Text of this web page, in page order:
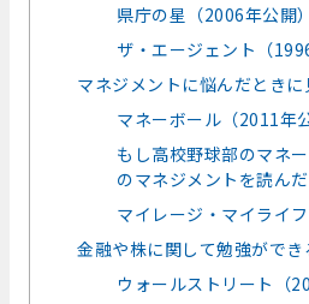
県庁の星（2006年公開）
ザ・エージェント（
マネジメントに悩んだとき
マネーボール（2011年公
もし高校野球部のマネ
のマネジメントを読ん
マイレージ・マイライ
金融や株に関して勉強ができ
ウォールストリート（